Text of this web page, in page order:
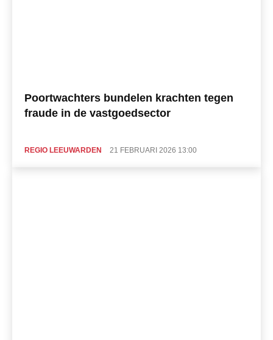
Poortwachters bundelen krachten tegen
fraude in de vastgoedsector
REGIO LEEUWARDEN 21 FEBRUARI 2026 13:00